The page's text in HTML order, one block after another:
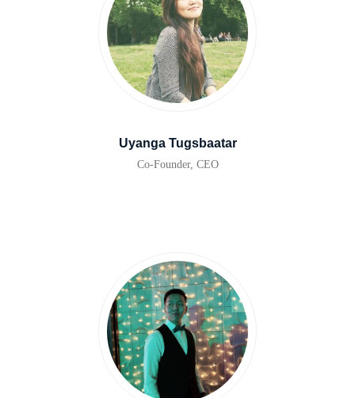
Uyanga Tugsbaatar
Co-Founder, CEO